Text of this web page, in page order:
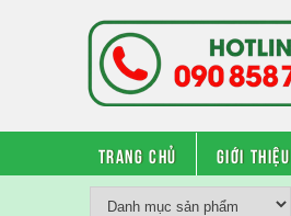
Trang chủ Giới thiệu